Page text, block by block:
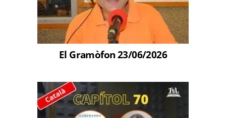
El Gramòfon 23/06/2026